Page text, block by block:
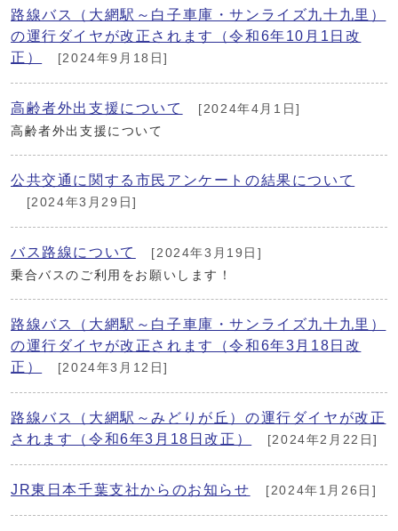
路線バス（大網駅～白子車庫・サンライズ九十九里）
の運行ダイヤが改正されます（令和6年10月1日改
正）
[2024年9月18日]
高齢者外出支援について
[2024年4月1日]
高齢者外出支援について
公共交通に関する市民アンケートの結果について
[2024年3月29日]
バス路線について
[2024年3月19日]
乗合バスのご利用をお願いします！
路線バス（大網駅～白子車庫・サンライズ九十九里）
の運行ダイヤが改正されます（令和6年3月18日改
正）
[2024年3月12日]
路線バス（大網駅～みどりが丘）の運行ダイヤが改正
されます（令和6年3月18日改正）
[2024年2月22日]
JR東日本千葉支社からのお知らせ [2024年1月26日]